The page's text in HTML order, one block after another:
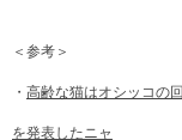
＜参考＞
・ 高齢な猫はオシッコの
を発表したニャ